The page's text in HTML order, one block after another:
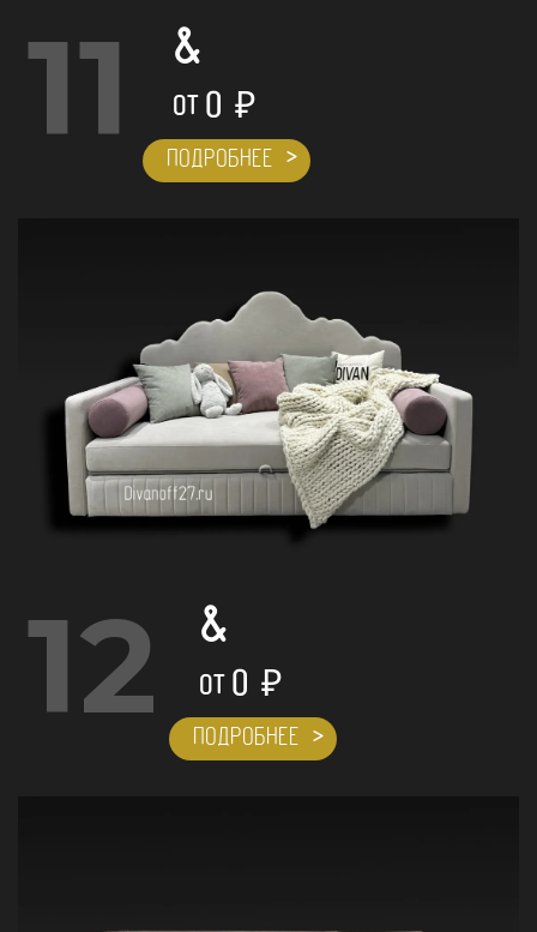
11 &
ОТ 0 ₽
ПОДРОБНЕЕ
12 &
ОТ 0 ₽
ПОДРОБНЕЕ